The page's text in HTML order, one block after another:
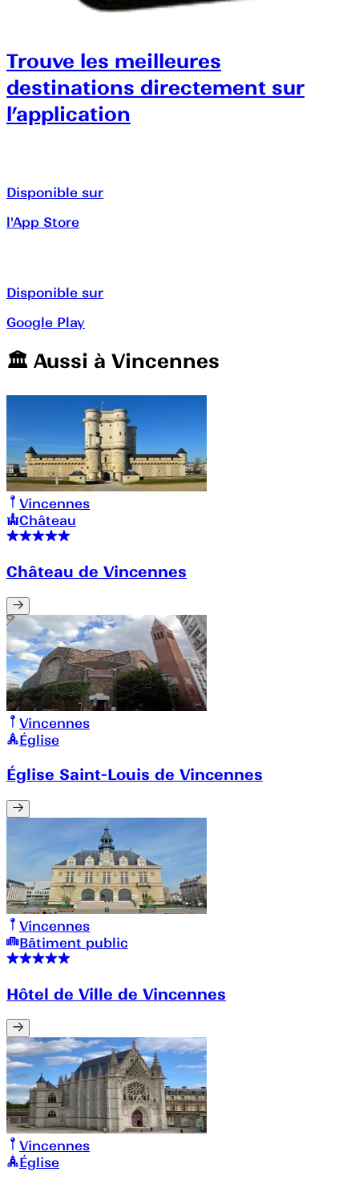
Trouve les meilleures
destinations directement sur
l’application
Disponible sur
l'App Store
Disponible sur
Google Play
🏛️️ Aussi à Vincennes
Vincennes
Château
Château de Vincennes
Vincennes
Église
Église Saint-Louis de Vincennes
Vincennes
Bâtiment public
Hôtel de Ville de Vincennes
Vincennes
Église